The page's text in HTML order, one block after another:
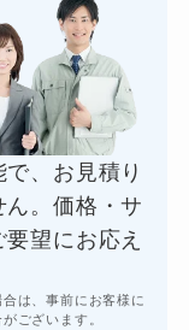
、お見積り
。価格・サ
望にお応え
は、事前にお客様に
ございます。